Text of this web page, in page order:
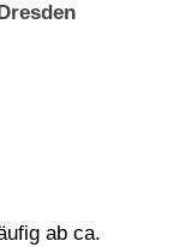
ab ca.